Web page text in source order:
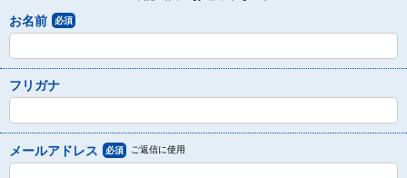
お名前 必須
フリガナ
メールアドレス 必須 ご返信に使用